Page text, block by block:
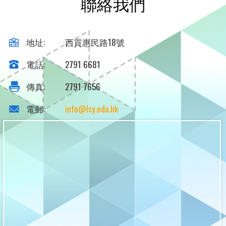
地址:
西貢惠民路18號
電話:
2791 6681
傳真:
2791 7656
電郵:
info@lsy.edu.hk